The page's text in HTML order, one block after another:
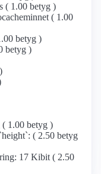
( 1.00 betyg )
( 1.00
betyg )
betyg )
( 1.00 betyg )
( 2.50 betyg
17 Kibit ( 2.50